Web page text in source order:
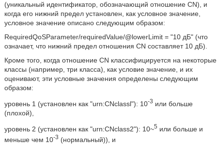
(уникальный идентификатор, обозначающий отношение CN), и
когда его нижний предел установлен, как условное значение,
условное значение описано следующим образом:
RequiredQoSParameter/requiredValue/@lowerLimit = "10 дБ" (что
означает, что нижний предел отношения CN составляет 10 дБ).
Кроме того, когда отношение CN классифицируется на некоторые
классы (например, три класса), как условие значение, и их
оценивают, эти условные значения определены следующим
образом:
уровень 1 (установлен как "urn:CNclassl"): 10-3 или больше
(плохой),
уровень 2 (установлен как "urn:CNclass2"): 10~5 или больше и
меньше чем 10-3 (нормальный)), и